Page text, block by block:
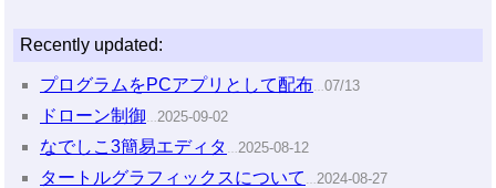
Recently updated:
プログラムをPCアプリとして配布 07/13
ドローン制御 2025-09-02
なでしこ3簡易エディタ 2025-08-12
タートルグラフィックスについて 2024-08-27